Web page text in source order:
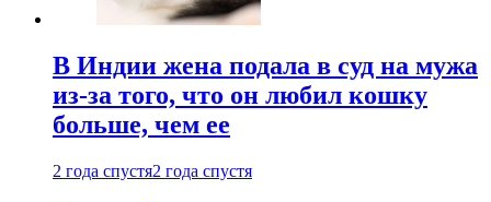
В Индии жена подала в суд на мужа
из-за того, что он любил кошку
больше, чем ее
2 года спустя2 года спустя